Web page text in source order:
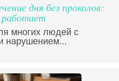
дня без проколов:
многих людей с
нарушением...